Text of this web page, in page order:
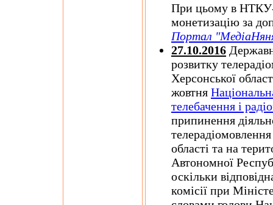
При цьому в
монетизацію за
Портал
27.10.2016
розвитку
Херсонської
жовтня
телебачення і
припинення
області та на
Автономної
оскільки
комісії при